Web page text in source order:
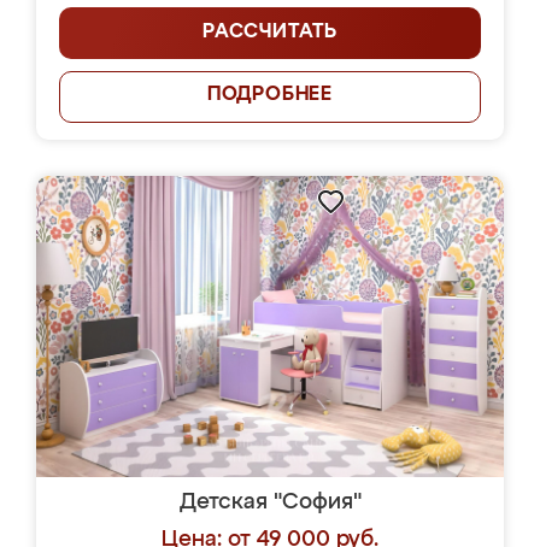
РАССЧИТАТЬ
ПОДРОБНЕЕ
Детская "София"
Цена: от 49 000 руб.